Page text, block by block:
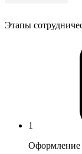
Этапы
1
Оформление